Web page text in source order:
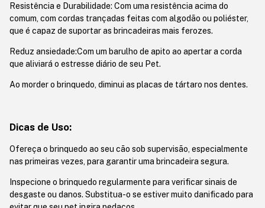
Resistência e Durabilidade: Com uma resistência acima do
comum, com cordas trançadas feitas com algodão ou poliéster,
que é capaz de suportar as brincadeiras mais ferozes.
Reduz ansiedade:Com um barulho de apito ao apertar a corda
que aliviará o estresse diário de seu Pet.
Ao morder o brinquedo, diminui as placas de tártaro nos dentes.
Dicas de Uso:
Ofereça o brinquedo ao seu cão sob supervisão, especialmente
nas primeiras vezes, para garantir uma brincadeira segura.
Inspecione o brinquedo regularmente para verificar sinais de
desgaste ou danos. Substitua-o se estiver muito danificado para